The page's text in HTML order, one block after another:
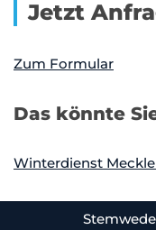
Jetzt
Zum Formular
Das könnte
Winterdienst